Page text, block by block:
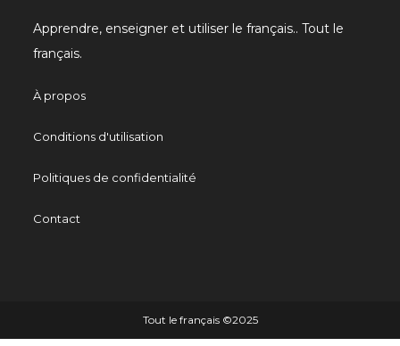
Apprendre, enseigner et utiliser le français.. Tout le
français.
À propos
Conditions d'utilisation
Politiques de confidentialité
Contact
Tout le français ©️2025